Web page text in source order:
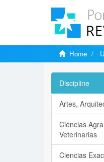
Home
Discipline
Artes,
Ciencias
Veterinarias
Ciencias